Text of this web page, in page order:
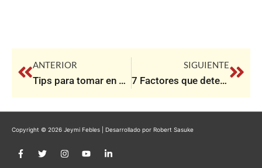
Prev
ANTERIOR
Tips para tomar en cuenta antes de la llegada de un bebé
SIGUIENTE
7 Factores que determinan la calidad en la relación de Pareja
Copyright © 2026 Jeymi Febles | Desarrollado por Robert Sasuke